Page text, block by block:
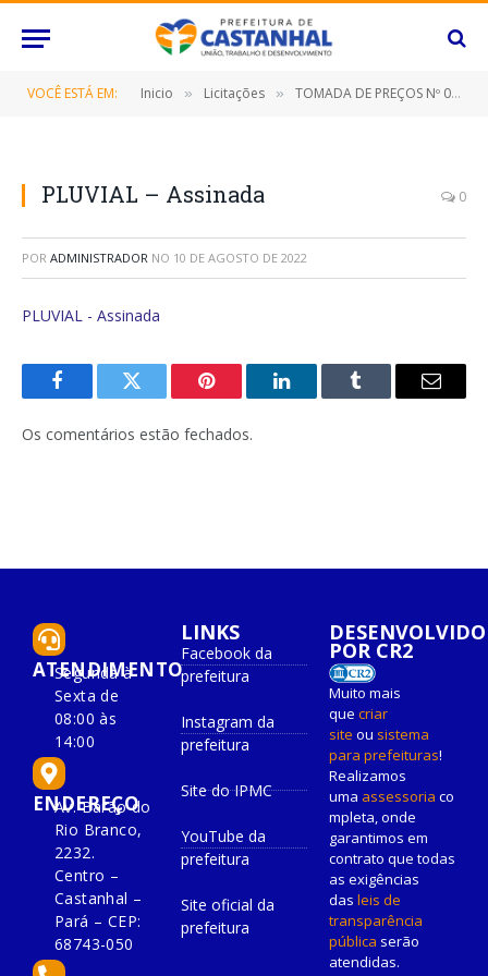
VOCÊ ESTÁ EM: Inicio » Licitações » TOMADA DE PREÇOS Nº 022/2022 (CONTRATAÇÃO DE EMPRESA ESPECIALIZADA PARA REFORMA E AMPLIAÇÃO DA PRAÇA DE EVENTOS DO BAIRRO JADERLÂNDIA, NESTE MUNICÍPIO DE CASTANHAL/PARÁ)
PLUVIAL – Assinada 0
POR ADMINISTRADOR NO 10 DE AGOSTO DE 2022
PLUVIAL - Assinada
FacebookTwitter Pinterest O
Tumblr
E-
Os comentários estão fechados.
ATENDIMENTO
Segunda à
Sexta de
08:00 às
14:00
ENDEREÇO
Av. Barão do
Rio Branco,
2232.
Centro –
Castanhal –
Pará – CEP:
68743-050
LINKS
Facebook da
prefeitura
Instagram da
prefeitura
Site do IPMC
YouTube da
prefeitura
Site oficial da
prefeitura
DESENVOLVIDO
POR CR2
Muito mais
que criar
site ou sistema
para prefeituras!
Realizamos
uma assessoria co
mpleta, onde
garantimos em
contrato que todas
as exigências
das leis de
transparência
pública serão
atendidas.